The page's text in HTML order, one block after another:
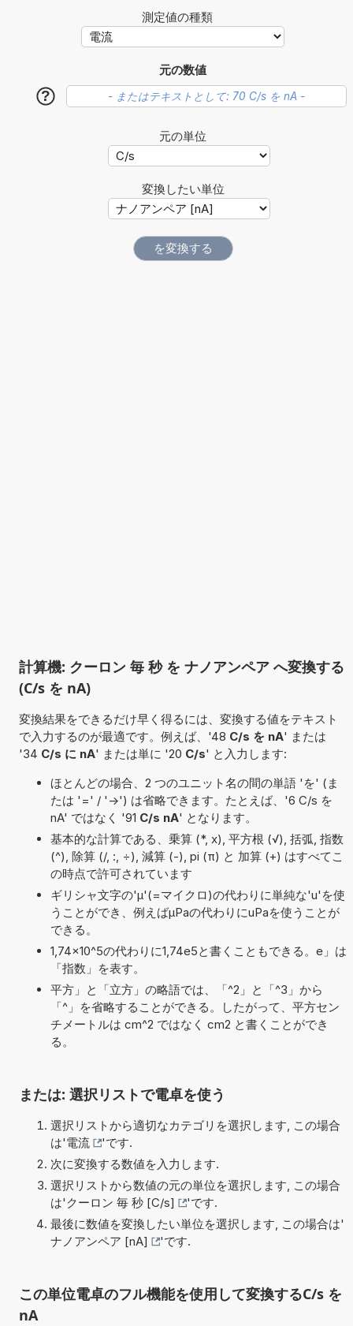
測定値の種類
元の数値
?
元の単位
変換したい単位
計算機: クーロン 毎 秒 を ナノアンペア へ変換する
(C/s を nA)
変換結果をできるだけ早く得るには、変換する値をテキスト
で入力するのが最適です。例えば、'48 C/s を nA' または
'34 C/s に nA' または単に '20 C/s' と入力します:
ほとんどの場合、2 つのユニット名の間の単語 'を' (ま
たは '=' / '->') は省略できます。たとえば、'6 C/s を
nA' ではなく '91 C/s nA' となります。
基本的な計算である、乗算 (*, x), 平方根 (√), 括弧, 指数
(^), 除算 (/, :, ÷), 減算 (-), pi (π) と 加算 (+) はすべてこ
の時点で許可されています
ギリシャ文字の'μ'(=マイクロ)の代わりに単純な'u'を使
うことができ、例えばµPaの代わりにuPaを使うことが
できる。
1,74×10^5の代わりに1,74e5と書くこともできる。e」は
「指数」を表す。
平方」と「立方」の略語では、「^2」と「^3」から
「^」を省略することができる。したがって、平方セン
チメートルは cm^2 ではなく cm2 と書くことができ
る。
または: 選択リストで電卓を使う
選択リストから適切なカテゴリを選択します, この場合
は'電流
'です.
次に変換する数値を入力します.
選択リストから数値の元の単位を選択します, この場合
は' クーロン 毎 秒 [C/s]
'です.
最後に数値を変換したい単位を選択します, この場合は'
ナノアンペア [nA]
'です.
この単位電卓のフル機能を使用して変換するC/s を
nA